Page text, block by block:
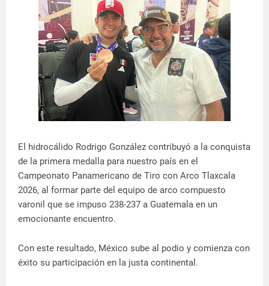
El hidrocálido Rodrigo González contribuyó a la conquista
de la primera medalla para nuestro país en el
Campeonato Panamericano de Tiro con Arco Tlaxcala
2026, al formar parte del equipo de arco compuesto
varonil que se impuso 238-237 a Guatemala en un
emocionante encuentro.
Con este resultado, México sube al podio y comienza con
éxito su participación en la justa continental.